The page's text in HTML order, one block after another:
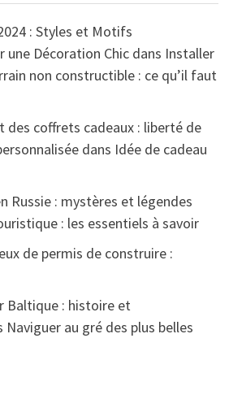
: Styles et Motifs
une Décoration Chicdans Installer
non constructible : ce qu’il faut
des coffrets cadeaux : liberté de
dans Idée de cadeau
Russie : mystères et légendes
: les essentiels à savoir
de permis de construire :
Baltique : histoire et
Naviguer au gré des plus belles